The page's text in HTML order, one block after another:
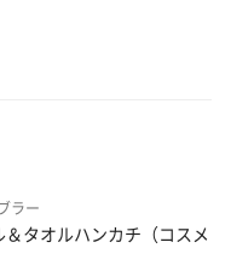
ラー
タオルハンカチ（コスメ